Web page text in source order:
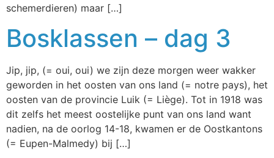
schemerdieren) maar […]
Bosklassen – dag 3
Jip, jip, (= oui, oui) we zijn deze morgen weer wakker
geworden in het oosten van ons land (= notre pays), het
oosten van de provincie Luik (= Liège). Tot in 1918 was
dit zelfs het meest oostelijke punt van ons land want
nadien, na de oorlog 14-18, kwamen er de Oostkantons
(= Eupen-Malmedy) bij […]